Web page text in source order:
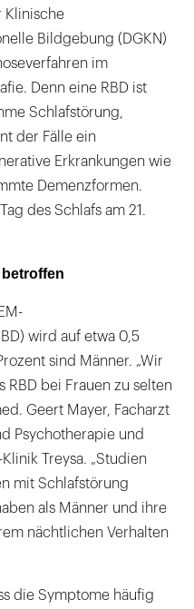
Klinische
Bildgebung (DGKN)
im
Denn eine RBD ist
Schlafstörung,
der Fälle ein
Erkrankungen wie
Demenzformen.
des Schlafs am 21.
wird auf etwa 0,5
sind Männer. „Wir
RBD bei Frauen zu selten
Geert Mayer, Facharzt
Psychotherapie und
Treysa. „Studien
mit Schlafstörung
als Männer und ihre
nächtlichen Verhalten
die Symptome häufig